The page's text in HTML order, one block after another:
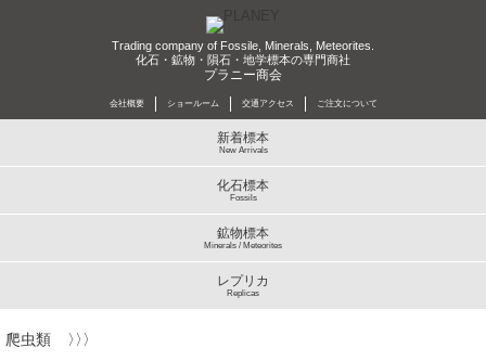
Trading company of Fossile, Minerals, Meteorites.
化石・鉱物・隕石・地学標本の専門商社
プラニー商会
会社概要 ショールーム 交通アクセス ご注文について
新着標本
New Arrivals
化石標本
Fossils
鉱物標本
Minerals / Meteorites
レプリカ
Replicas
爬虫類